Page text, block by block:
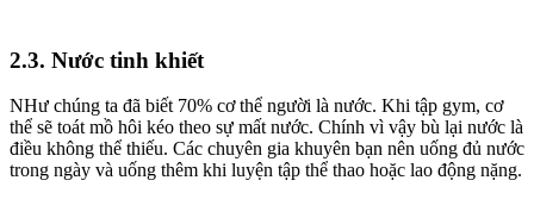
2.3. Nước tinh khiết
NHư chúng ta đã biết 70% cơ thể người là nước. Khi tập gym, cơ
thể sẽ toát mồ hôi kéo theo sự mất nước. Chính vì vậy bù lại nước là
điều không thể thiếu. Các chuyên gia khuyên bạn nên uống đủ nước
trong ngày và uống thêm khi luyện tập thể thao hoặc lao động nặng.